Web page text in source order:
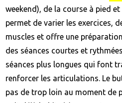
weekend), de la course à pied
permet de varier les exercices,
muscles et offre une
des séances courtes et
séances plus longues qui font
renforcer les articulations. Le
pas de trop loin au moment de